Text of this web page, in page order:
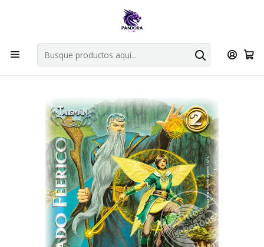
Por compras en cartas singles superiores a 49.990 el envio es
Explorar singles
Inicio Juegos de cartas TCG Mitos y Leyendas TCG
Singles Primer Bloque MYL Talisman